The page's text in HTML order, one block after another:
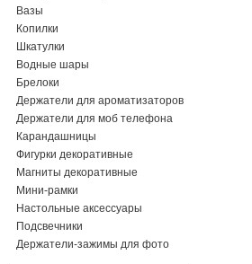
Вазы
Копилки
Шкатулки
Водные шары
Брелоки
Держатели для ароматизаторов
Держатели для моб телефона
Карандашницы
Фигурки декоративные
Магниты декоративные
Мини-рамки
Настольные аксессуары
Подсвечники
Держатели-зажимы для фото